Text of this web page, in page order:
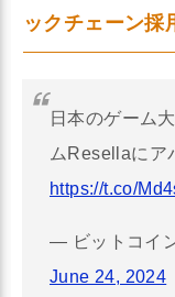
ックチェーン採
日本のゲーム
ムResellaにア
https://t.co/
— ビットコイ
June 24, 2024